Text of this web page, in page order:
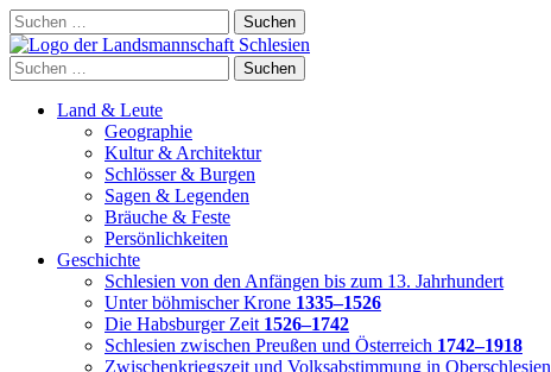
Skip
to
content
Suchen
nach:
Suchen
nach:
Land & Leute
Geographie
Kultur & Architektur
Schlösser & Burgen
Sagen & Legenden
Bräuche & Feste
Persönlichkeiten
Geschichte
Schlesien von den Anfängen bis zum 13. Jahrhundert
Unter böhmischer Krone 1335–1526
Die Habsburger Zeit 1526–1742
Schlesien zwischen Preußen und Österreich 1742–1918
Zwischenkriegszeit und Volksabstimmung in Oberschlesien